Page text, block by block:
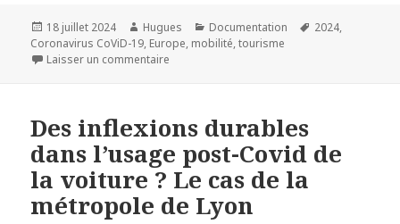
Publié
le
18 juillet 2024 Auteur
Hugues Catégories
Documentation
Mots-
2024,
Coronavirus CoViD-19, Europe, mobilité,tourisme
Laisser un commentaire
Des inflexions durables
dans l’usage post-Covid de
la voiture ? Le cas de la
métropole de Lyon